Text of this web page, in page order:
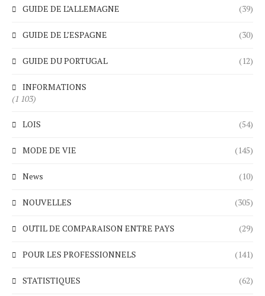
GUIDE DE L’ALLEMAGNE (39)
GUIDE DE L’ESPAGNE (30)
GUIDE DU PORTUGAL (12)
INFORMATIONS
(1 103)
LOIS (54)
MODE DE VIE (145)
News (10)
NOUVELLES (305)
OUTIL DE COMPARAISON ENTRE PAYS (29)
POUR LES PROFESSIONNELS (141)
STATISTIQUES (62)